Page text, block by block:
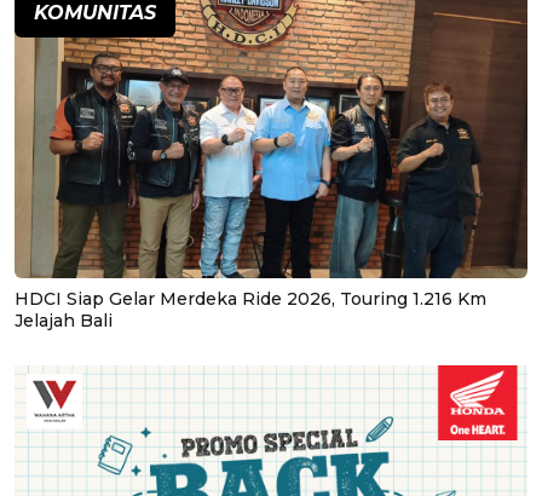
KOMUNITAS
HDCI Siap Gelar Merdeka Ride 2026, Touring 1.216 Km
Jelajah Bali